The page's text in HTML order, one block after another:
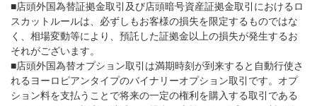
■店頭外国為替証拠金取引及び店頭暗号資産証拠金取引におけるロ
スカットルールは、必ずしもお客様の損失を限定するものではな
く、相場変動等により、預託した証拠金以上の損失が発生するお
それがございます。
■店頭外国為替オプション取引は満期時刻が到来すると自動行使さ
れるヨーロピアンタイプのバイナリーオプション取引です。オプ
ション料を支払うことで将来の一定の権利を購入する取引である